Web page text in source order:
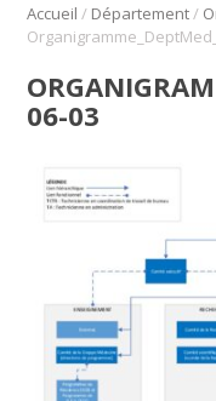
Accueil / Département/
06-03